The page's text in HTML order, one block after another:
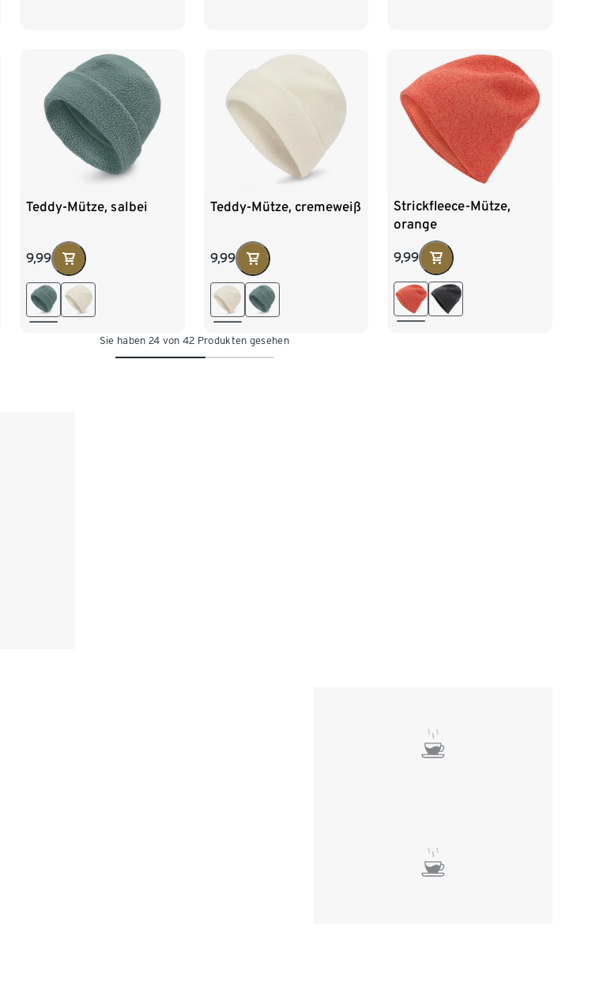
Teddy-Mütze, salbei
9,99
Teddy-Mütze, cremeweiß
9,99
Strickfleece-Mütze,
orange
9,99
Sie haben 24 von 42 Produkten gesehen